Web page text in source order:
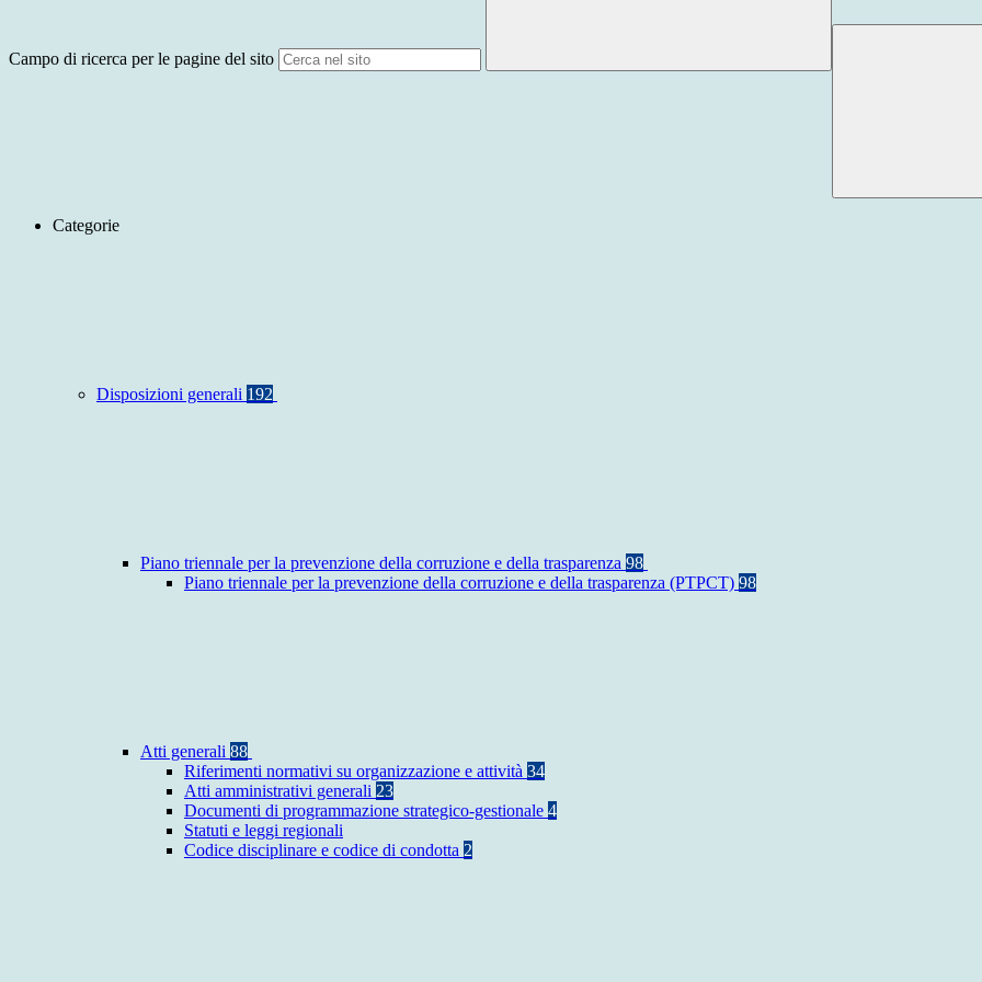
Campo di ricerca per le pagine del sito
Categorie
Disposizioni generali 192
Piano triennale per la prevenzione della corruzione e della trasparenza 98
Piano triennale per la prevenzione della corruzione e della trasparenza (PTPCT) 98
Atti generali 88
Riferimenti normativi su organizzazione e attività 34
Atti amministrativi generali 23
Documenti di programmazione strategico-gestionale 4
Statuti e leggi regionali
Codice disciplinare e codice di condotta 2